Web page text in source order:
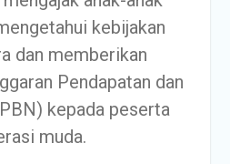
kebijakan
dan memberikan
Pendapatan dan
kepada peserta
muda.